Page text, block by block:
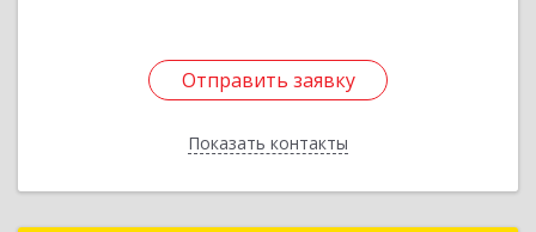
Отправить заявку
Показать контакты
Отправить заявку
Назад